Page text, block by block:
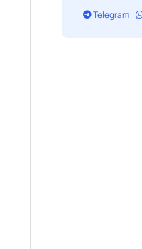
Telegram